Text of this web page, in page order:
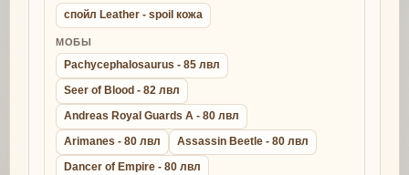
спойл Leather - spoil кожа
МОБЫ
Pachycephalosaurus - 85 лвл
Seer of Blood - 82 лвл
Andreas Royal Guards A - 80 лвл
Arimanes - 80 лвл
Assassin Beetle - 80 лвл
Dancer of Empire - 80 лвл